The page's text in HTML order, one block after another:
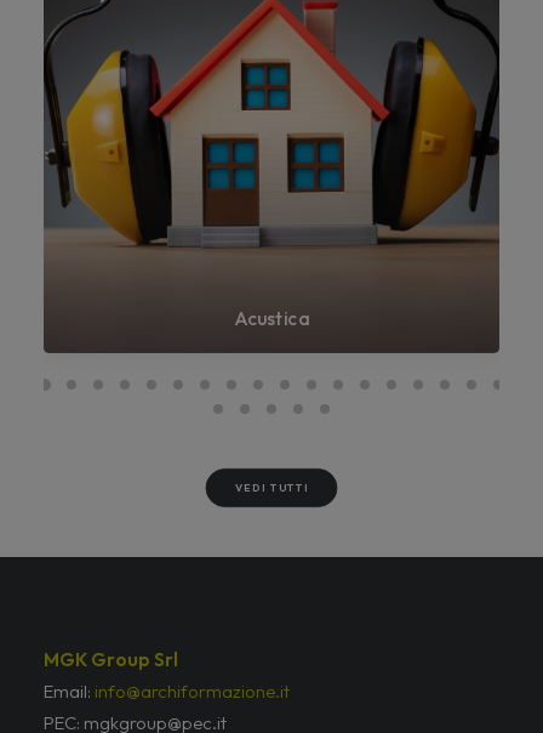
Acustica
VEDI TUTTI
MGK Group Srl
Email: info@archiformazione.it
PEC: mgkgroup@pec.it